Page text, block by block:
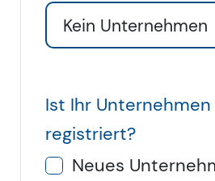
Kein Unternehmen
Ist Ihr
registriert?
Neues